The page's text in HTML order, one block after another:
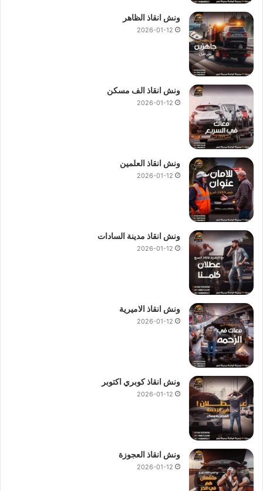
ونش انقاذ الظاهر
2026-01-12
ونش انقاذ الف مسكن
2026-01-12
ونش انقاذ العلمين
2026-01-12
ونش انقاذ مدينة السادات
2026-01-12
ونش انقاذ الاميرية
2026-01-12
ونش انقاذ كوبري اكتوبر
2026-01-12
ونش انقاذ العجوزة
2026-01-12